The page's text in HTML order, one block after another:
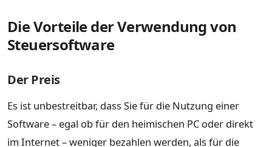
Die Vorteile der Verwendung von
Steuersoftware
Der Preis
Es ist unbestreitbar, dass Sie für die Nutzung einer
Software – egal ob für den heimischen PC oder direkt
im Internet – weniger bezahlen werden, als für die